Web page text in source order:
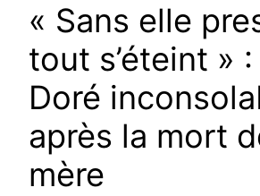
« Sans elle
tout s’éteint »
Doré
après la mort
mère